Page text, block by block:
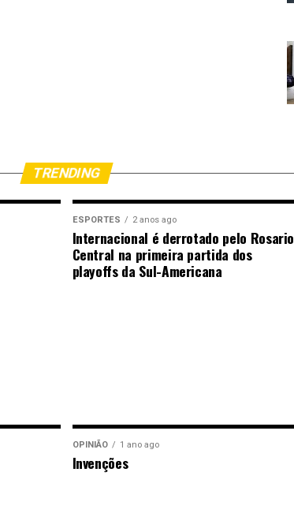
TRENDING
ESPORTES 2 anos ago
Internacional é derrotado pelo Rosario
Central na primeira partida dos
playoffs da Sul-Americana
OPINIÃO 1 ano ago
Invenções